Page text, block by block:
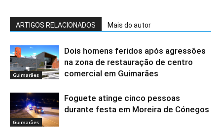
ARTIGOS RELACIONADOS Mais do autor
Guimarães
Dois homens feridos após agressões
na zona de restauração de centro
comercial em Guimarães
Guimarães
Foguete atinge cinco pessoas
durante festa em Moreira de Cónegos